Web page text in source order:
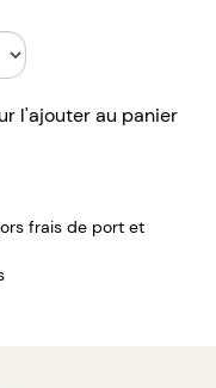
l'ajouter au panier
frais de port et